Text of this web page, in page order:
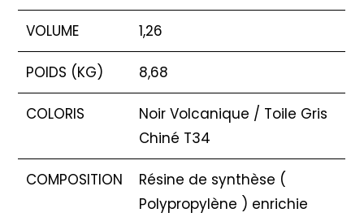
VOLUME 1,26
POIDS (KG) 8,68
COLORIS
Noir Volcanique / Toile Gris
Chiné T34
COMPOSITION
Résine de synthèse (
Polypropylène ) enrichie